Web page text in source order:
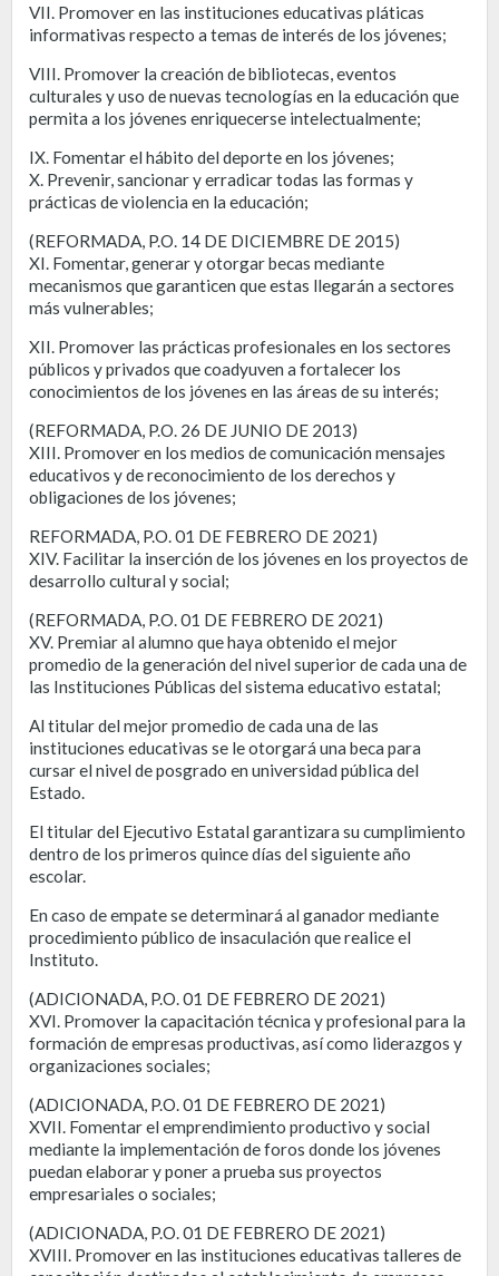
VII. Promover en las instituciones educativas pláticas
informativas respecto a temas de interés de los jóvenes;
VIII. Promover la creación de bibliotecas, eventos
culturales y uso de nuevas tecnologías en la educación que
permita a los jóvenes enriquecerse intelectualmente;
IX. Fomentar el hábito del deporte en los jóvenes;
X. Prevenir, sancionar y erradicar todas las formas y
prácticas de violencia en la educación;
(REFORMADA, P.O. 14 DE DICIEMBRE DE 2015)
XI. Fomentar, generar y otorgar becas mediante
mecanismos que garanticen que estas llegarán a sectores
más vulnerables;
XII. Promover las prácticas profesionales en los sectores
públicos y privados que coadyuven a fortalecer los
conocimientos de los jóvenes en las áreas de su interés;
(REFORMADA, P.O. 26 DE JUNIO DE 2013)
XIII. Promover en los medios de comunicación mensajes
educativos y de reconocimiento de los derechos y
obligaciones de los jóvenes;
REFORMADA, P.O. 01 DE FEBRERO DE 2021)
XIV. Facilitar la inserción de los jóvenes en los proyectos de
desarrollo cultural y social;
(REFORMADA, P.O. 01 DE FEBRERO DE 2021)
XV. Premiar al alumno que haya obtenido el mejor
promedio de la generación del nivel superior de cada una de
las Instituciones Públicas del sistema educativo estatal;
Al titular del mejor promedio de cada una de las
instituciones educativas se le otorgará una beca para
cursar el nivel de posgrado en universidad pública del
Estado.
El titular del Ejecutivo Estatal garantizara su cumplimiento
dentro de los primeros quince días del siguiente año
escolar.
En caso de empate se determinará al ganador mediante
procedimiento público de insaculación que realice el
Instituto.
(ADICIONADA, P.O. 01 DE FEBRERO DE 2021)
XVI. Promover la capacitación técnica y profesional para la
formación de empresas productivas, así como liderazgos y
organizaciones sociales;
(ADICIONADA, P.O. 01 DE FEBRERO DE 2021)
XVII. Fomentar el emprendimiento productivo y social
mediante la implementación de foros donde los jóvenes
puedan elaborar y poner a prueba sus proyectos
empresariales o sociales;
(ADICIONADA, P.O. 01 DE FEBRERO DE 2021)
XVIII. Promover en las instituciones educativas talleres de